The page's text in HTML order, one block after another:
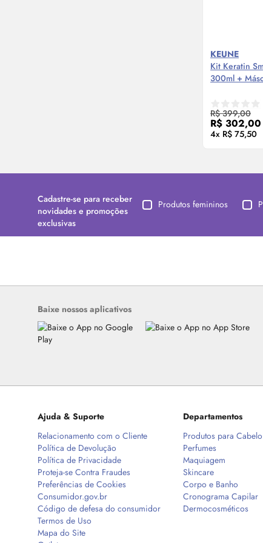
KEUNE
Kit Keratin
300ml +
R$ 399,00
R$ 302,00
4x R$ 75,50
Cadastre-se para receber
novidades e promoções
exclusivas
Produtos femininos
Baixe nossos aplicativos
Ajuda & Suporte
Relacionamento com o Cliente
Política de Devolução
Política de Privacidade
Proteja-se Contra Fraudes
Preferências de Cookies
Consumidor.gov.br
Código de defesa do consumidor
Termos de Uso
Mapa do Site
Departamentos
Produtos para Cabelo
Perfumes
Maquiagem
Skincare
Corpo e Banho
Cronograma Capilar
Dermocosméticos